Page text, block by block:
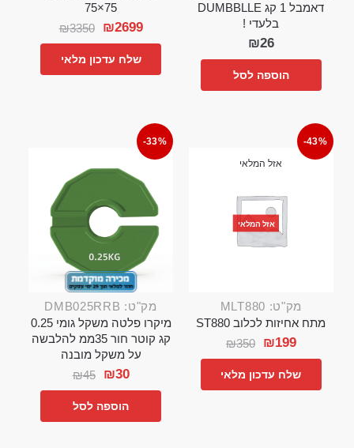
דאמבל 1 קג DUMBBLLE
בלעדי !
₪26
הוספה לסל
75×75
₪3350 ₪2699
שלח עדכון מלאי
-43%
אזל המלאי
אזל המלאי
מק"ט: MLT880
מתח אחיזות לכלוב ST880
₪350 ₪199
שלח עדכון מלאי
-33%
מק"ט: DMB025RRB
מיקרו פלטה משקל גומי 0.25
קג קוטר חור 35ממ להלבשה
על משקל מובנה
₪45 ₪30
הוספה לסל